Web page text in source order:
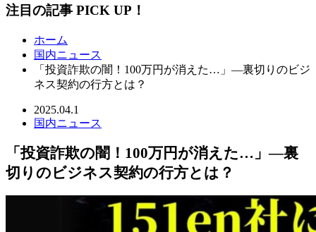
注目の記事 PICK UP！
ホーム
国内ニュース
「投資詐欺の闇！100万円が消えた…」—裏切りのビジ
ネス契約の行方とは？
2025.04.1
国内ニュース
「投資詐欺の闇！100万円が消えた…」—裏
切りのビジネス契約の行方とは？